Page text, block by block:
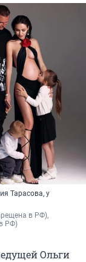
Тарасова, у
в РФ),
РФ)
Ольги